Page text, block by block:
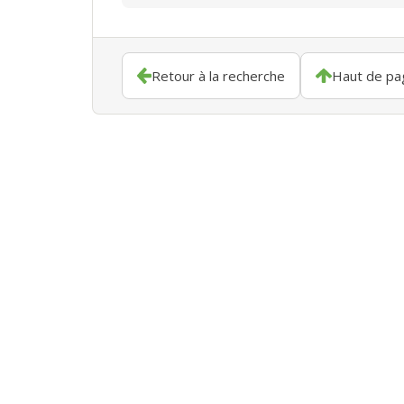
Retour à la recherche Haut de